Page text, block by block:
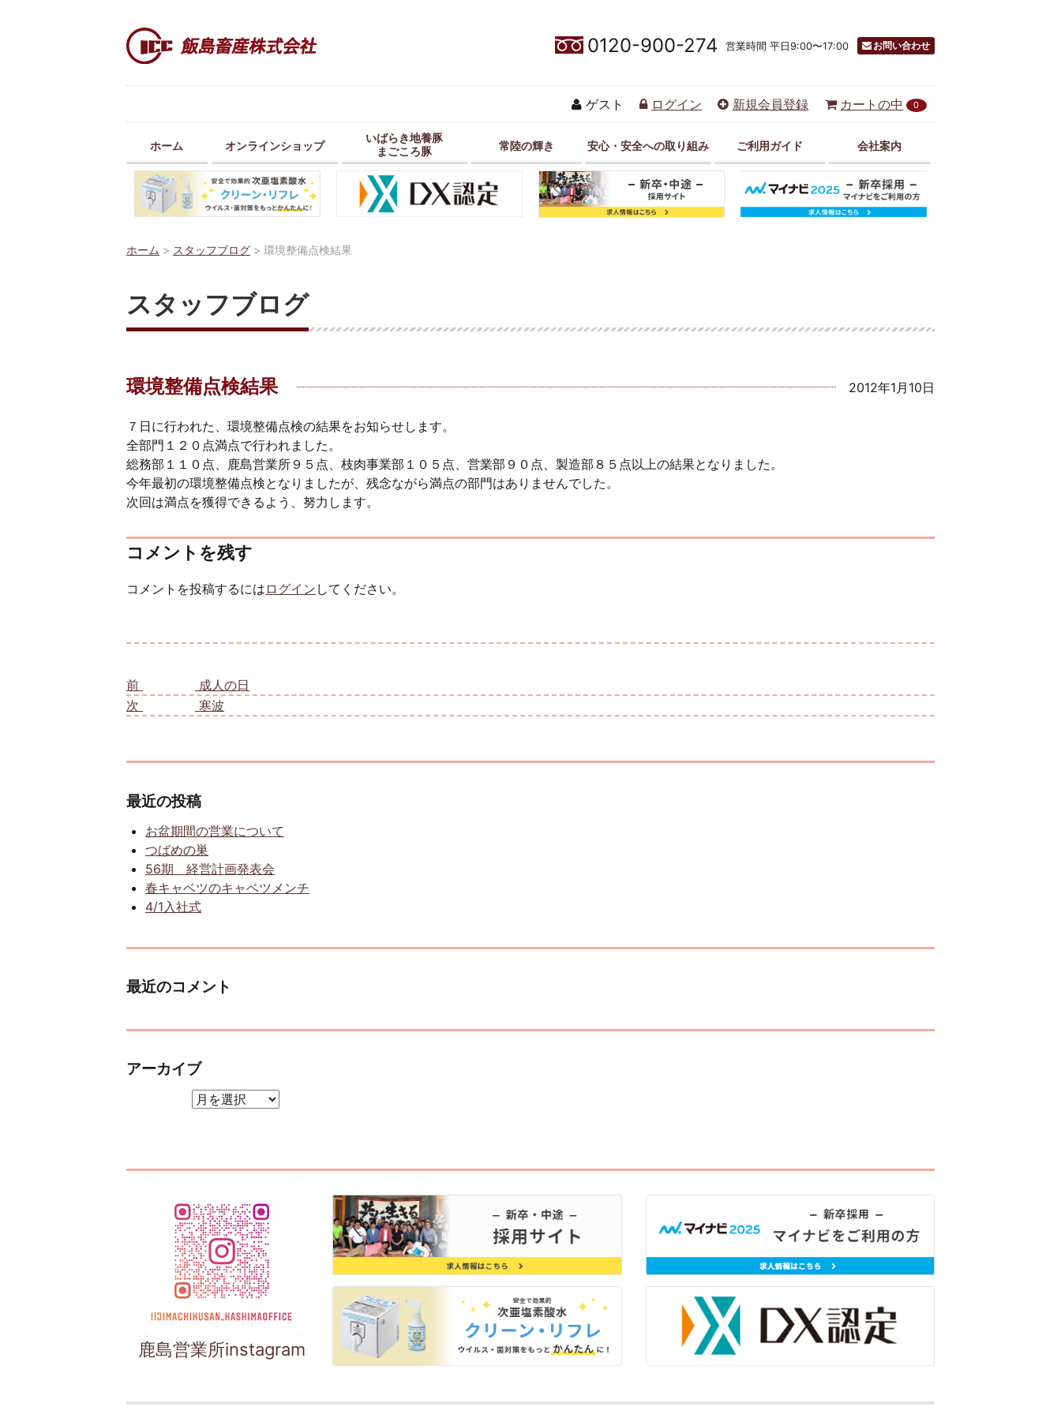
0120-900-274 営業時間 平日9:00〜17:00 お問い合わせ
ゲスト ログイン 新規会員登録 カートの中 0
ホーム オンラインショップ
いばらき地養豚
まごころ豚
常陸の輝き 安心・安全への取り組み ご利用ガイド 会社案内
ホーム > スタッフブログ > 環境整備点検結果
スタッフブログ
環境整備点検結果 2012年1月10日
７日に行われた、環境整備点検の結果をお知らせします。
全部門１２０点満点で行われました。
総務部１１０点、鹿島営業所９５点、枝肉事業部１０５点、営業部９０点、製造部８５点以上の結果となりました。
今年最初の環境整備点検となりましたが、残念ながら満点の部門はありませんでした。
次回は満点を獲得できるよう、努力します。
コメントを残す
コメントを投稿するには ログイン してください。
前
成人の日
次
寒波
最近の投稿
お盆期間の営業について
つばめの巣
56期 経営計画発表会
春キャベツのキャベツメンチ
4/1入社式
最近のコメント
アーカイブ
鹿島営業所instagram